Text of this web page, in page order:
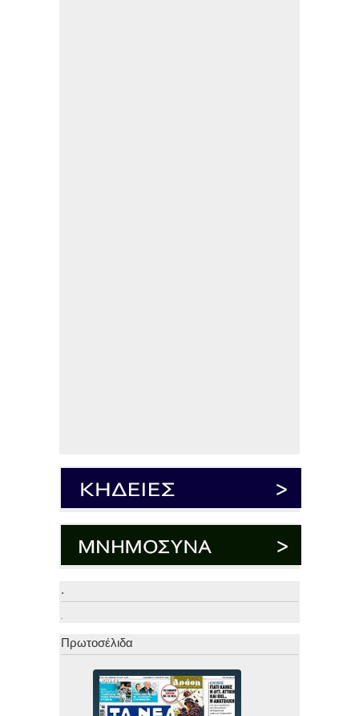
.
.
Πρωτοσέλιδα